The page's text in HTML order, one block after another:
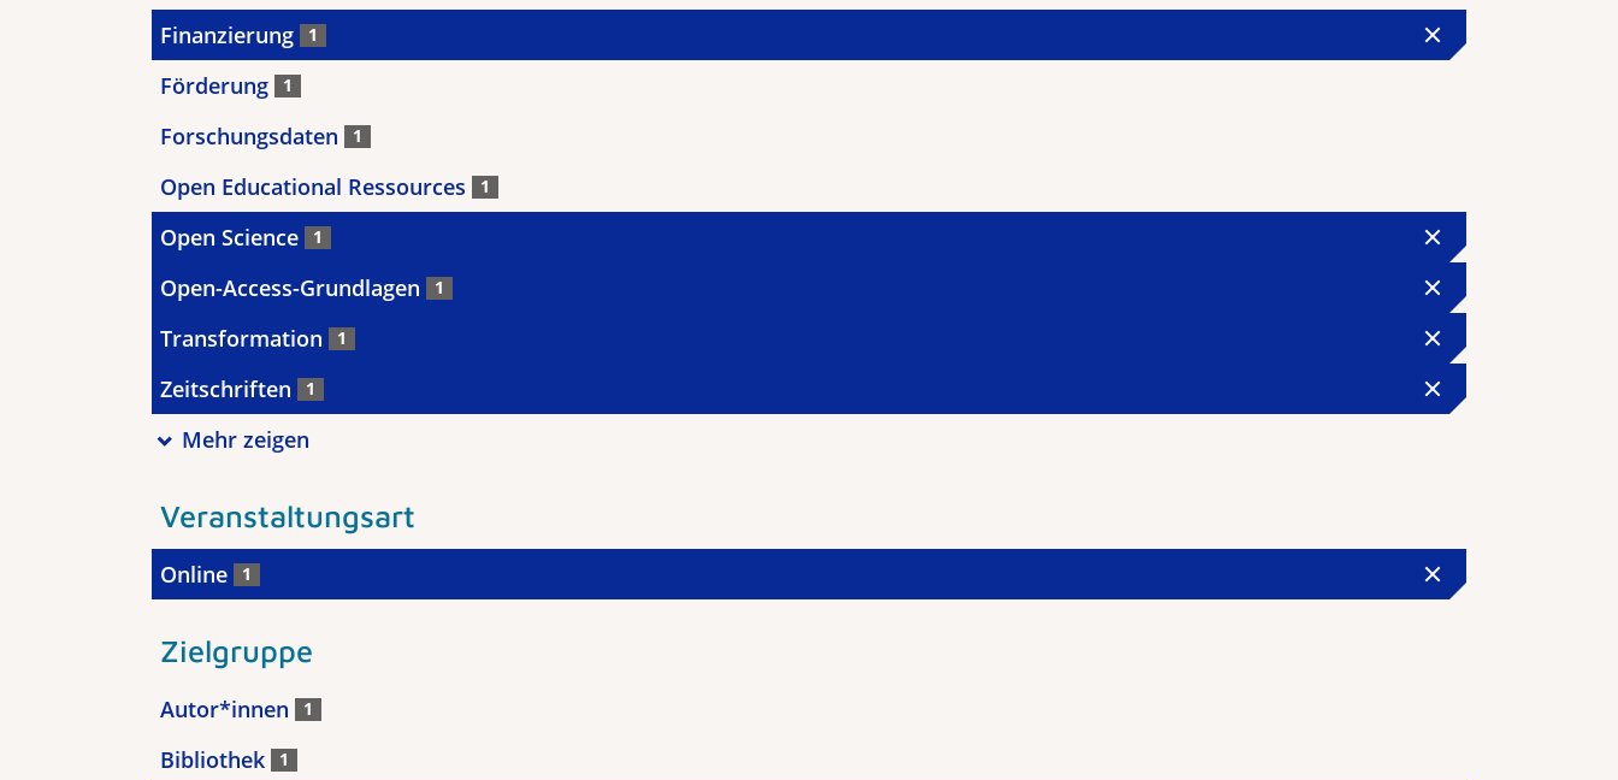
Finanzierung 1
Förderung 1
Forschungsdaten 1
Open Educational Ressources 1
Open Science 1
Open-Access-Grundlagen 1
Transformation 1
Zeitschriften 1
Mehr zeigen
Veranstaltungsart
Online 1
Zielgruppe
Autor*innen 1
Bibliothek 1